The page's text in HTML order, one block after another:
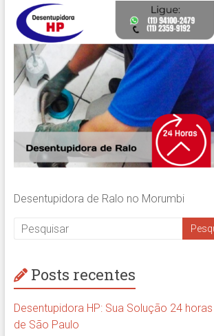
Desentupidora de Ralo no Morumbi
Posts recentes
Desentupidora HP: Sua Solução 24
de São Paulo